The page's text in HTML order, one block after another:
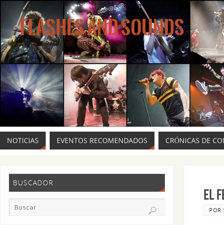
FLASHES AND SOUNDS
MÚSICA PARA LOS OJOS.
NOTICIAS EVENTOS RECOMENDADOS CRÓNICAS DE
El
POR
BUSCADOR